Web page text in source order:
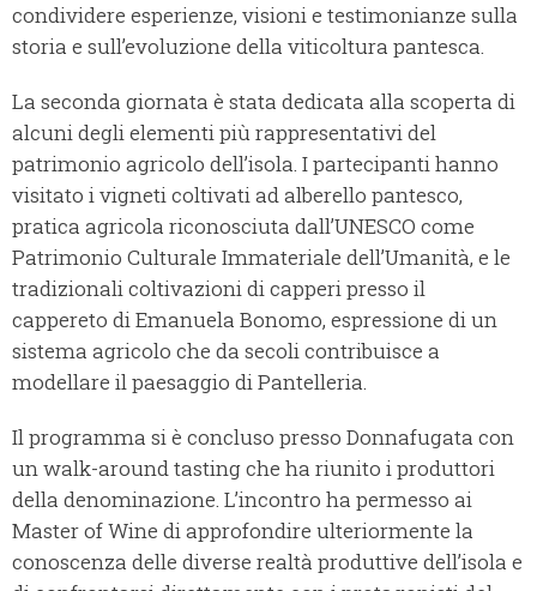
condividere esperienze, visioni e testimonianze sulla
storia e sull’evoluzione della viticoltura pantesca.
La seconda giornata è stata dedicata alla scoperta di
alcuni degli elementi più rappresentativi del
patrimonio agricolo dell’isola. I partecipanti hanno
visitato i vigneti coltivati ad alberello pantesco,
pratica agricola riconosciuta dall’UNESCO come
Patrimonio Culturale Immateriale dell’Umanità, e le
tradizionali coltivazioni di capperi presso il
cappereto di Emanuela Bonomo, espressione di un
sistema agricolo che da secoli contribuisce a
modellare il paesaggio di Pantelleria.
Il programma si è concluso presso Donnafugata con
un walk-around tasting che ha riunito i produttori
della denominazione. L’incontro ha permesso ai
Master of Wine di approfondire ulteriormente la
conoscenza delle diverse realtà produttive dell’isola e